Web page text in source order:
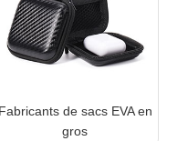
Fabricants de sacs EVA en
gros